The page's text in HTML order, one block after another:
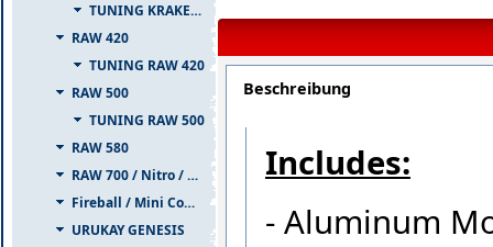
TUNING KRAKEN 700
RAW 420
TUNING RAW 420
RAW 500
TUNING RAW 500
RAW 580
RAW 700 / Nitro / PIUMA
Fireball / Mini Comet
URUKAY GENESIS
Beschreibung
Includes:
- Aluminum